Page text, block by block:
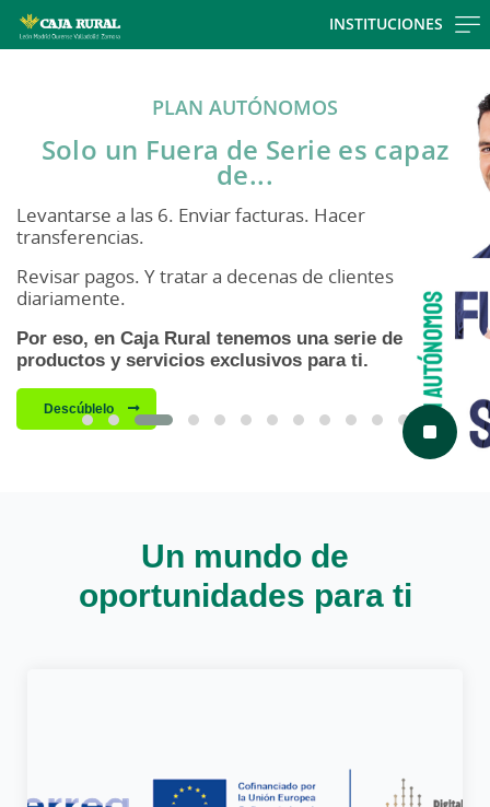
INSTITUCIONES
PLAN AUTÓNOMOS
Solo un Fuera de Serie es capaz
de...
Levantarse a las 6. Enviar facturas. Hacer
transferencias.
Revisar pagos. Y tratar a decenas de clientes
diariamente.
Por eso, en Caja Rural tenemos una serie de
productos y servicios exclusivos para ti.
Descúblelo
Un mundo de
oportunidades para ti